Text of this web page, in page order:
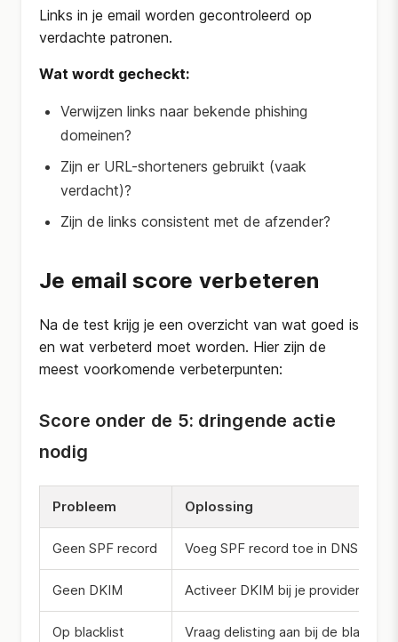
Links in je email worden gecontroleerd op
verdachte patronen.
Wat wordt gecheckt:
Verwijzen links naar bekende phishing
domeinen?
Zijn er URL-shorteners gebruikt (vaak
verdacht)?
Zijn de links consistent met de afzender?
Je email score verbeteren
Na de test krijg je een overzicht van wat goed is
en wat verbeterd moet worden. Hier zijn de
meest voorkomende verbeterpunten:
Score onder de 5: dringende actie
nodig
Probleem Oplossing
Geen SPF record Voeg SPF record toe in DNS
Geen DKIM Activeer DKIM bij je provider
Op blacklist Vraag delisting aan bij de blacklist